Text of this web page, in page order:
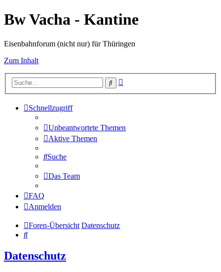
Bw Vacha - Kantine
Eisenbahnforum (nicht nur) für Thüringen
Zum Inhalt
Suche
Schnellzugriff
Unbeantwortete Themen
Aktive Themen
Suche
Das Team
FAQ
Anmelden
Foren-Übersicht Datenschutz
Suche
Datenschutz